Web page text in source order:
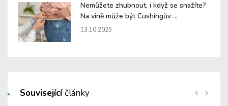
Nemůžete zhubnout, i když se snažíte?
Na vině může být Cushingův ...
13.10.2025
Souvisejícíčlánky